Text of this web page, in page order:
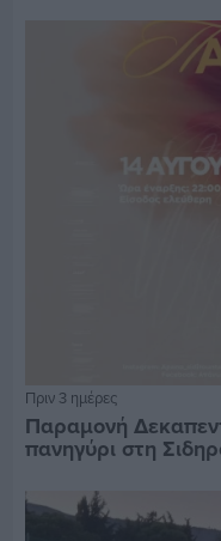
Πριν 3 ημέρες
Παραμονή
πανηγύρι στη